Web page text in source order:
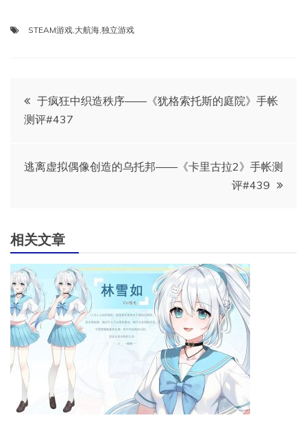
STEAM游戏 大航海 独立游戏
文
章
导
于疯狂中织造秩序——《犹格索托斯的庭院》手帐
测评#437
逃离虚拟偶像创造的乌托邦——《卡里古拉2》手帐测
评#439
相关文章